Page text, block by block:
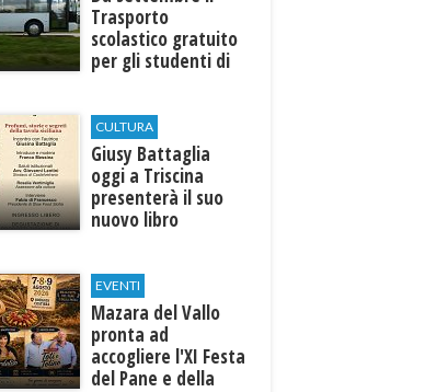
Trasporto
scolastico gratuito
per gli studenti di
CULTURA
Giusy Battaglia
oggi a Triscina
presenterà il suo
nuovo libro
EVENTI
Mazara del Vallo
pronta ad
accogliere l'XI Festa
del Pane e della